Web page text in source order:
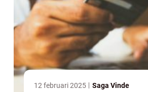
12 februari 2025 Saga Vinde